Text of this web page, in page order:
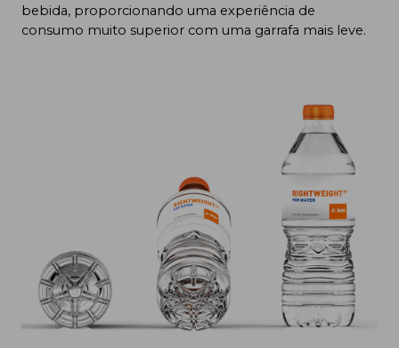
bebida, proporcionando uma experiência de
consumo muito superior com uma garrafa mais leve.